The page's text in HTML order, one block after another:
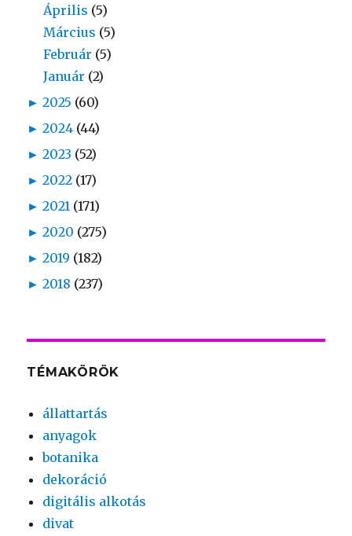
Április (5)
Március (5)
Február (5)
Január (2)
► 2025 (60)
► 2024 (44)
► 2023 (52)
► 2022 (17)
► 2021 (171)
► 2020 (275)
► 2019 (182)
► 2018 (237)
TÉMAKÖRÖK
állattartás
anyagok
botanika
dekoráció
digitális alkotás
divat